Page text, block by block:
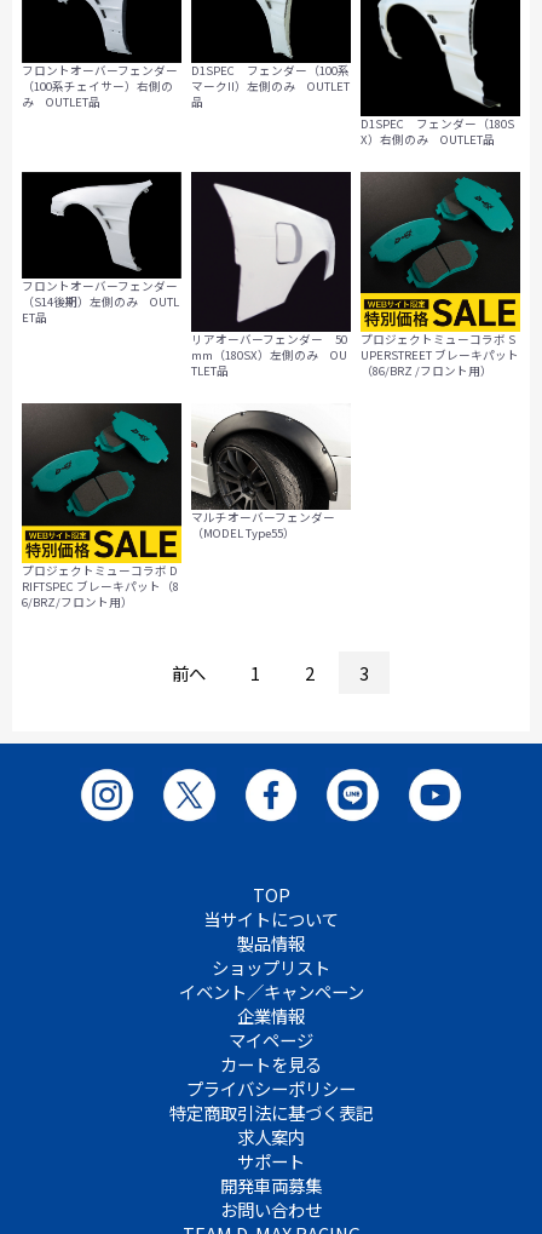
フロントオーバーフェンダー
（100系チェイサー）右側の
み OUTLET品
D1SPEC フェンダー（100系
マークII）左側のみ OUTLET
品
D1SPEC フェンダー（180S
X）右側のみ OUTLET品
フロントオーバーフェンダー
（S14後期）左側のみ OUTL
ET品
リアオーバーフェンダー 50
mm（180SX）左側のみ OU
TLET品
プロジェクトミューコラボ S
UPERSTREET ブレーキパット
（86/BRZ /フロント用）
プロジェクトミューコラボ D
RIFTSPEC ブレーキパット（8
6/BRZ/フロント用）
マルチオーバーフェンダー
（MODEL Type55）
前へ 1 2 3
TOP
当サイトについて
製品情報
ショップリスト
イベント／キャンペーン
企業情報
マイページ
カートを見る
プライバシーポリシー
特定商取引法に基づく表記
求人案内
サポート
開発車両募集
お問い合わせ